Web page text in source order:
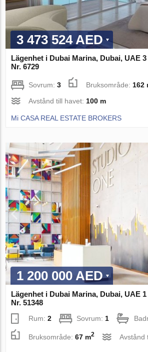
3 473 524 AED
Lägenhet i Dubai Marina, Dubai, UAE
Nr. 6729
Sovrum:3 Bruksområde: 162
Avstånd till havet: 100 m
Mi CASA REAL ESTATE BROKERS
1 200 000 AED
Lägenhet i Dubai Marina, Dubai, UAE
Nr. 51348
Rum:2 Sovrum:1
Bruksområde:67 m2 Avstånd